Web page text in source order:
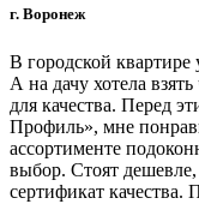
г. Воронеж
В городской
А на дачу хотела
для качества. Перед
Профиль», мне
ассортименте
выбор. Стоят
сертификат качества.